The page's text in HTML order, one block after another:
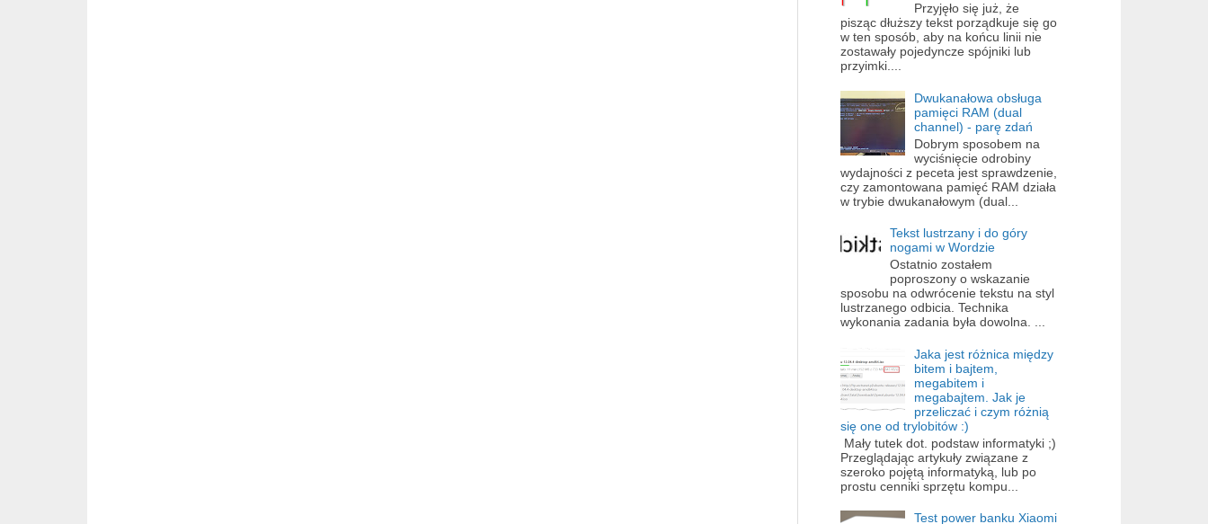
Przyjęło się już, że
pisząc dłuższy tekst porządkuje się go
w ten sposób, aby na końcu linii nie
zostawały pojedyncze spójniki lub
przyimki....
Dwukanałowa obsługa
pamięci RAM (dual
channel) - parę zdań
Dobrym sposobem na
wyciśnięcie odrobiny
wydajności z peceta jest sprawdzenie,
czy zamontowana pamięć RAM działa
w trybie dwukanałowym (dual...
Tekst lustrzany i do góry
nogami w Wordzie
Ostatnio zostałem
poproszony o wskazanie
sposobu na odwrócenie tekstu na styl
lustrzanego odbicia. Technika
wykonania zadania była dowolna. ...
Jaka jest różnica między
bitem i bajtem,
megabitem i
megabajtem. Jak je
przeliczać i czym różnią
się one od trylobitów :)
Mały tutek dot. podstaw informatyki ;)
Przeglądając artykuły związane z
szeroko pojętą informatyką, lub po
prostu cenniki sprzętu kompu...
Test power banku Xiaomi